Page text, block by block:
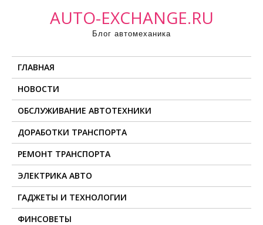
AUTO-EXCHANGE.RU
Блог автомеханика
ГЛАВНАЯ
НОВОСТИ
ОБСЛУЖИВАНИЕ АВТОТЕХНИКИ
ДОРАБОТКИ ТРАНСПОРТА
РЕМОНТ ТРАНСПОРТА
ЭЛЕКТРИКА АВТО
ГАДЖЕТЫ И ТЕХНОЛОГИИ
ФИНСОВЕТЫ